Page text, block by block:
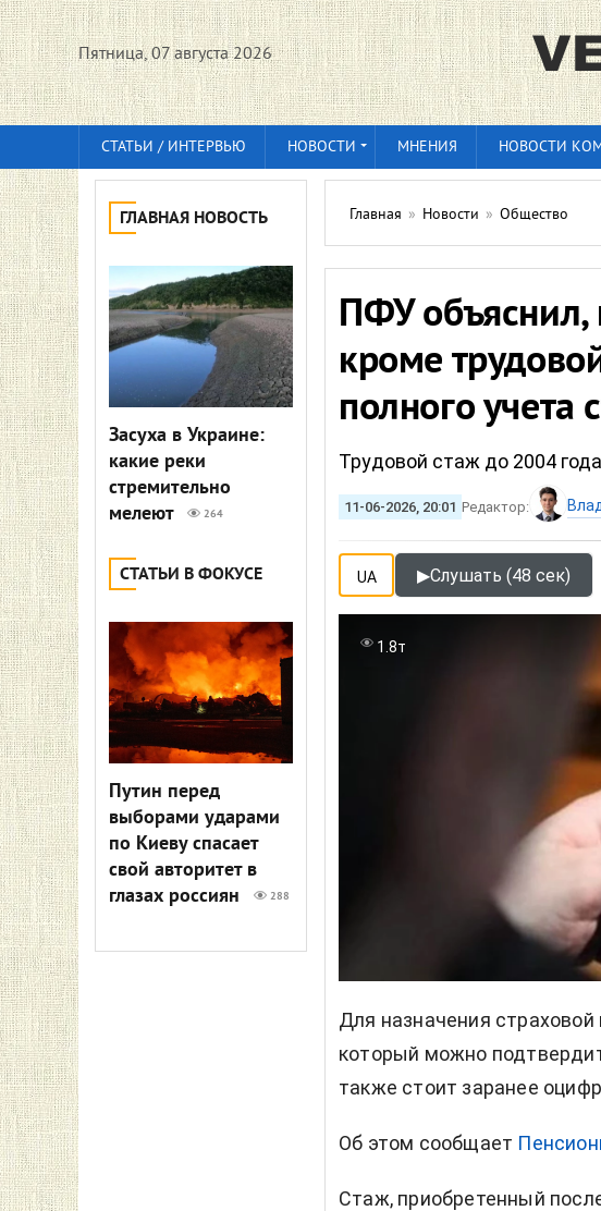
Пятница, 07 августа 2026
СТАТЬИ / ИНТЕРВЬЮ НОВОСТИ МНЕНИЯ НОВОСТИ
ГЛАВНАЯ НОВОСТЬ
Засуха в Украине:
какие реки
стремительно
мелеют
264
СТАТЬИ В ФОКУСЕ
Путин перед
выборами ударами
по Киеву спасает
свой авторитет в
глазах россиян
288
Главная » Новости » Общество
ПФУ объяснил,
кроме
полного учета
Трудовой стаж до 2004
11-06-2026, 20:01 Редактор:
UA ▶Слушать (48 сек)
1.8т
Для назначения
который можно
также стоит заранее
Об этом сообщает
Стаж, приобретенный